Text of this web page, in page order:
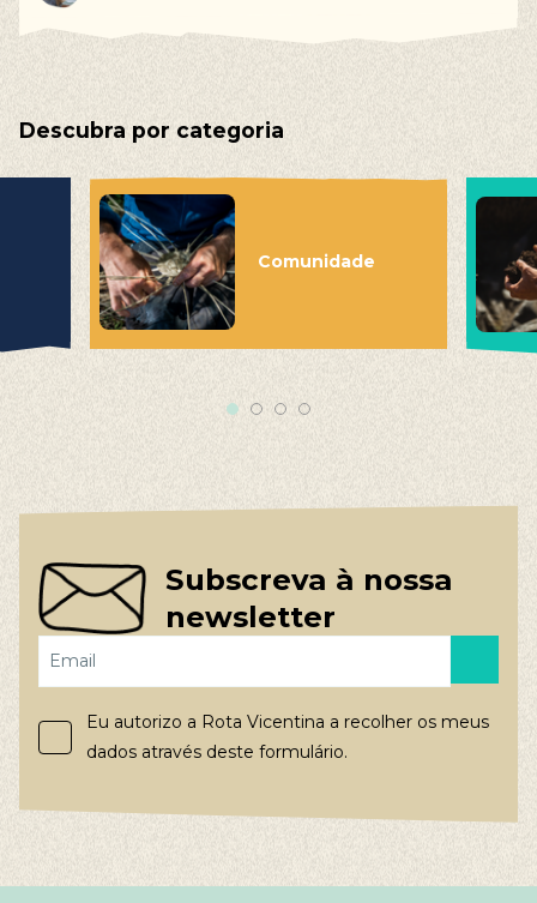
Descubra por categoria
Comunidade
Subscreva à nossa
newsletter
Eu autorizo a Rota Vicentina a recolher os meus
dados através deste formulário.